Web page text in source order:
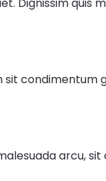
condimentum
arcu,